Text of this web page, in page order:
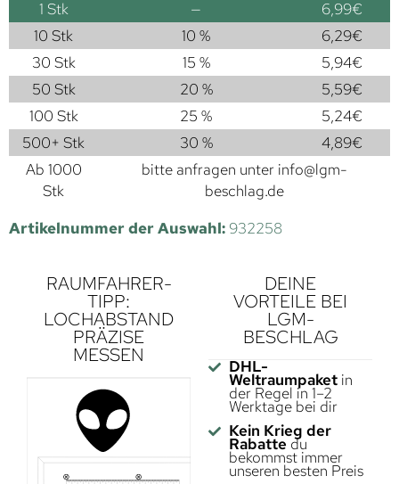
1 Stk — 6,99€
10 Stk
10 % 6,29€
30 Stk
15 % 5,94€
50 Stk
20 % 5,59€
100 Stk
25 % 5,24€
500+ Stk
30 % 4,89€
Ab 1000
Stk
bitte anfragen unter info@lgm-
beschlag.de
Artikelnummer der Auswahl: 932258
RAUMFAHRER-
TIPP:
LOCHABSTAND
PRÄZISE
MESSEN
DEINE
VORTEILE BEI
LGM-
BESCHLAG
DHL-
Weltraumpaketin
der Regel in 1–2
Werktage bei dir
Kein Krieg der
Rabatte du
bekommst immer
unseren besten Preis